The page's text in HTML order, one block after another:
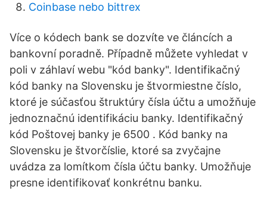
Coinbase nebo bittrex
Více o kódech bank se dozvíte ve článcích a
bankovní poradně. Případně můžete vyhledat v
poli v záhlaví webu "kód banky". Identifikačný
kód banky na Slovensku je štvormiestne číslo,
ktoré je súčasťou štruktúry čísla účtu a umožňuje
jednoznačnú identifikáciu banky. Identifikačný
kód Poštovej banky je 6500 . Kód banky na
Slovensku je štvorčíslie, ktoré sa zvyčajne
uvádza za lomítkom čísla účtu banky. Umožňuje
presne identifikovať konkrétnu banku.